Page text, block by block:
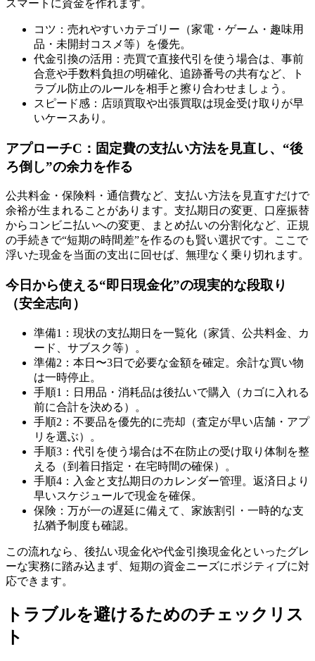
スマートに資金を作れます。
コツ：売れやすいカテゴリー（家電・ゲーム・趣味用
品・未開封コスメ等）を優先。
代金引換の活用：売買で直接代引を使う場合は、事前
合意や手数料負担の明確化、追跡番号の共有など、ト
ラブル防止のルールを相手と擦り合わせましょう。
スピード感：店頭買取や出張買取は現金受け取りが早
いケースあり。
アプローチC：固定費の支払い方法を見直し、“後
ろ倒し”の余力を作る
公共料金・保険料・通信費など、支払い方法を見直すだけで
余裕が生まれることがあります。支払期日の変更、口座振替
からコンビニ払いへの変更、まとめ払いの分割化など、正規
の手続きで“短期の時間差”を作るのも賢い選択です。ここで
浮いた現金を当面の支出に回せば、無理なく乗り切れます。
今日から使える“即日現金化”の現実的な段取り
（安全志向）
準備1：現状の支払期日を一覧化（家賃、公共料金、カ
ード、サブスク等）。
準備2：本日〜3日で必要な金額を確定。余計な買い物
は一時停止。
手順1：日用品・消耗品は後払いで購入（カゴに入れる
前に合計を決める）。
手順2：不要品を優先的に売却（査定が早い店舗・アプ
リを選ぶ）。
手順3：代引を使う場合は不在防止の受け取り体制を整
える（到着日指定・在宅時間の確保）。
手順4：入金と支払期日のカレンダー管理。返済日より
早いスケジュールで現金を確保。
保険：万が一の遅延に備えて、家族割引・一時的な支
払猶予制度も確認。
この流れなら、後払い現金化や代金引換現金化といったグレ
ーな実務に踏み込まず、短期の資金ニーズにポジティブに対
応できます。
トラブルを避けるためのチェックリス
ト